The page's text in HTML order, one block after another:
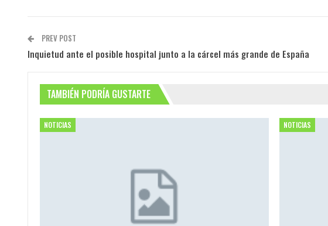
PREV POST
Inquietud ante el posible hospital junto a la cárcel más grande de España
TAMBIÉN PODRÍA GUSTARTE
NOTICIAS NOTICIAS